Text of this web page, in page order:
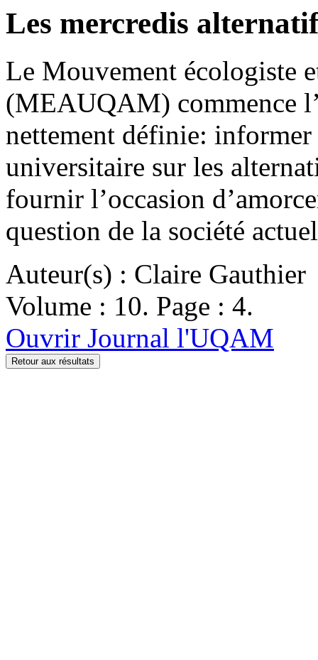
Les mercredis
Le Mouvement écologiste
(MEAUQAM) commence
nettement définie:
universitaire sur les
fournir l’occasion
question de la société
Auteur(s) : Claire Gauthier
Volume : 10. Page : 4.
Ouvrir Journal l'UQAM
Retour aux résultats